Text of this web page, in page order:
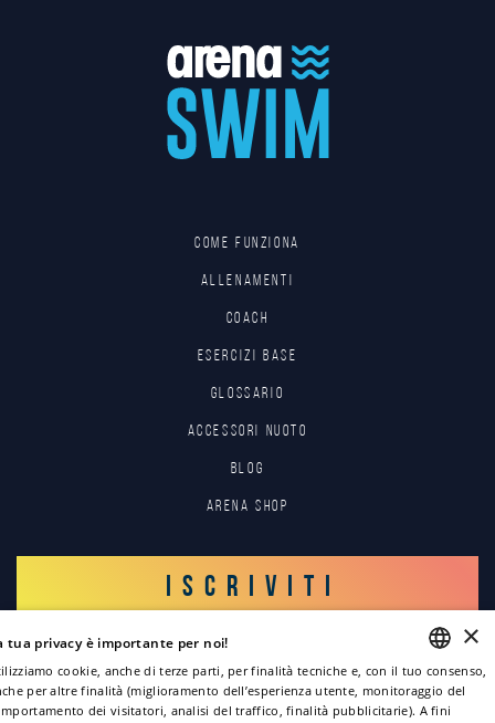
Come funziona
Allenamenti
Coach
Esercizi base
Glossario
Accessori nuoto
Blog
Arena Shop
ISCRIVITI
ACCEDI
ENGLISH
×
tua privacy è importante per noi!
cookie, anche di terze parti, per finalità tecniche e, con il tuo consenso,
per altre finalità (miglioramento dell’esperienza utente, monitoraggio del
dei visitatori, analisi del traffico, finalità pubblicitarie). A fini